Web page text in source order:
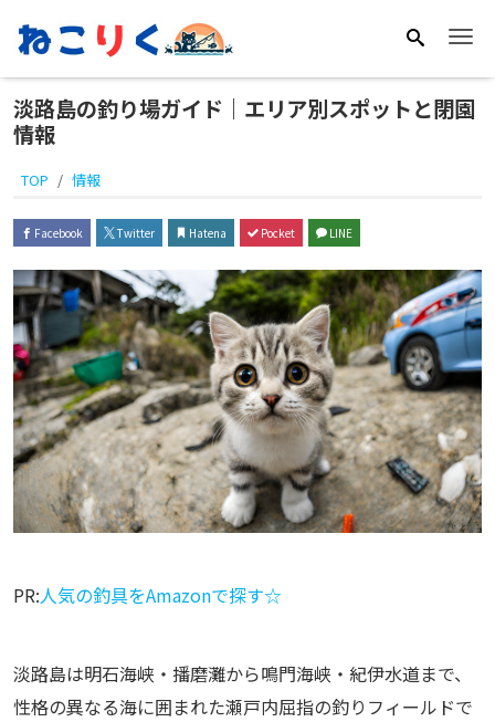
淡路島の釣り場ガイド｜エリア別スポットと閉園
情報
TOP 情報
Facebook Twitter Hatena Pocket LINE
PR:人気の釣具をAmazonで探す☆
淡路島は明石海峡・播磨灘から鳴門海峡・紀伊水道まで、
性格の異なる海に囲まれた瀬戸内屈指の釣りフィールドで